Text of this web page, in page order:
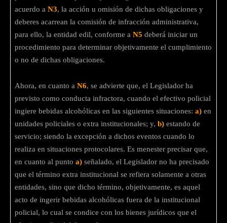
acuerdo a N3, la acción u omisión de dichas obligaciones y
deberes acarrean la comisión de infracción administrativa,
para ello, la entidad edil, conforme a N5 deberá iniciar un
procedimiento para determinar objetivamente el cumplimiento
o no de dichas obligaciones.
Ahora, en cuanto a N6, se advierte que, el Legislador ha
previsto como conducta infractora, cuando el efectivo policial
ingiere bebidas alcohólicas en las siguientes situaciones: a) en
unidades policiales o extra institucionales; y, b) estando de
servicio; siendo la excepción a dichos eventos cuando lo
realiza en situaciones protocolares. Es menester precisar que,
en cuanto al punto a) señalado, el Legislador no ha precisado
que el término extra institucional se refiera solamente a otras
entidades, sino que dicho término, objetivamente, es aquel
acto de ingerir bebidas alcohólicas fuera de la institucional
policial, lo cual se condice con los bienes jurídicos que el